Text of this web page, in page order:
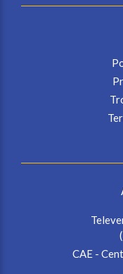
CAE -